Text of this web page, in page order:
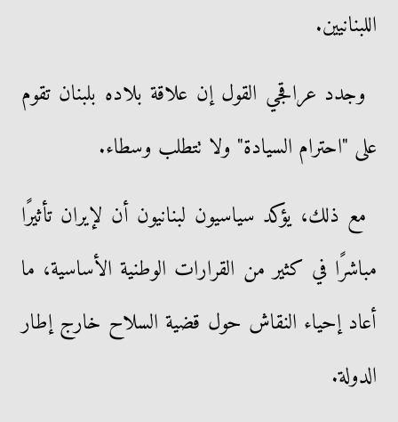
اللبنانيين.
وجدد عراقجي القول إن علاقة بلاده بلبنان تقوم
على "احترام السيادة" ولا تتطلب وسطاء.
مع ذلك، يؤكد سياسيون لبنانيون أن لإيران تأثيرًا
مباشرًا في كثير من القرارات الوطنية الأساسية، ما
أعاد إحياء النقاش حول قضية السلاح خارج إطار
الدولة.